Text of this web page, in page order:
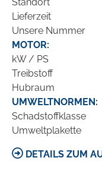
Lieferzeit
Unsere Nummer
MOTOR:
kW / PS
Treibstoff
Hubraum
UMWELTNORMEN:
Schadstoffklasse
Umweltplakette
DETAILS ZUM